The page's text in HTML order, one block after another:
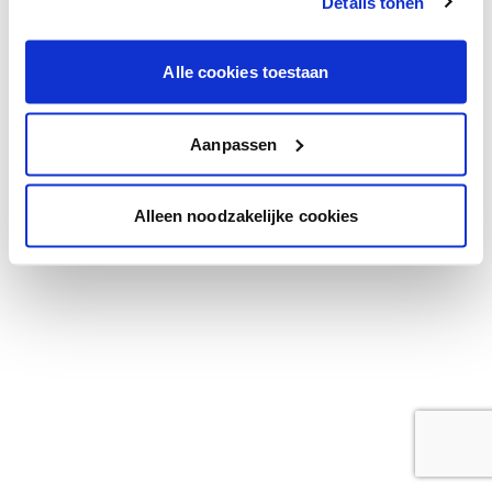
Alle cookies toestaan
Aanpassen
Alleen noodzakelijke cookies
browser console for more information).